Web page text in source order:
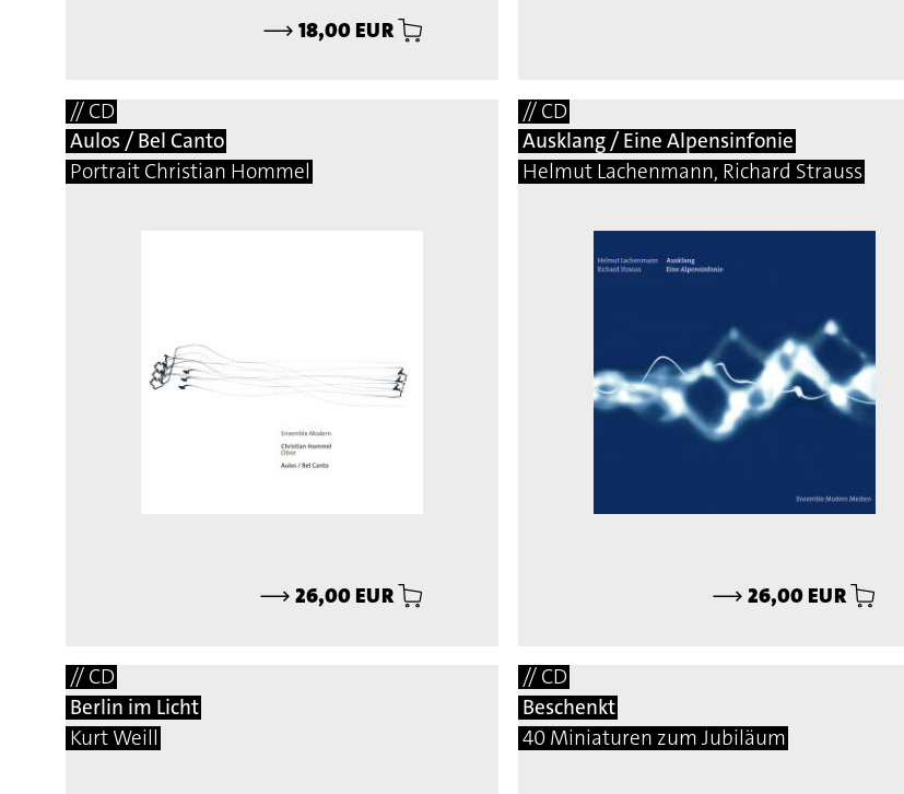
⟶ 18,00 EUR
// CD
Aulos / Bel Canto
Portrait Christian Hommel
⟶ 26,00 EUR
// CD
Ausklang / Eine Alpensinfonie
Helmut Lachenmann, Richard Strauss
⟶ 26,00 EUR
// CD
Berlin im Licht
Kurt Weill
// CD
Beschenkt
40 Miniaturen zum Jubiläum